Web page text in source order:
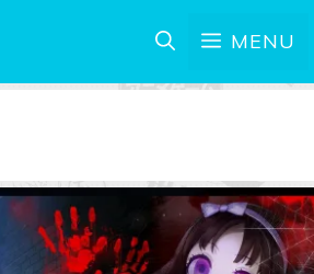
MENU